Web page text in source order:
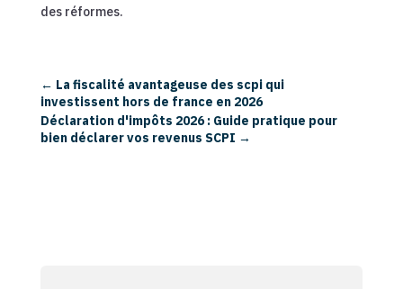
des réformes.
← La fiscalité avantageuse des scpi qui
investissent hors de france en 2026
Déclaration d'impôts 2026 : Guide pratique pour
bien déclarer vos revenus SCPI →